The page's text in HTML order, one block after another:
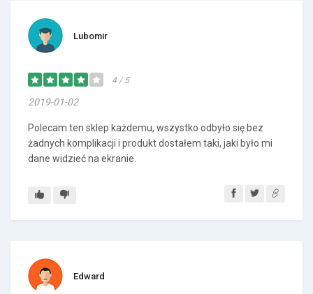
Lubomir
4 / 5
2019-01-02
Polecam ten sklep każdemu, wszystko odbyło się bez
żadnych komplikacji i produkt dostałem taki, jaki było mi
dane widzieć na ekranie.
Edward